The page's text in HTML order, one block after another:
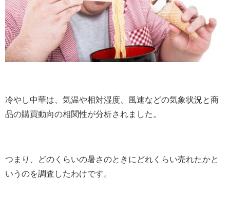
冷やし中華は、気温や相対湿度、風速などの気象状況と商
品の購買動向の相関性が分析されました。
つまり、どのくらいの暑さのときにどれくらい売れたかと
いうのを調査したわけです。